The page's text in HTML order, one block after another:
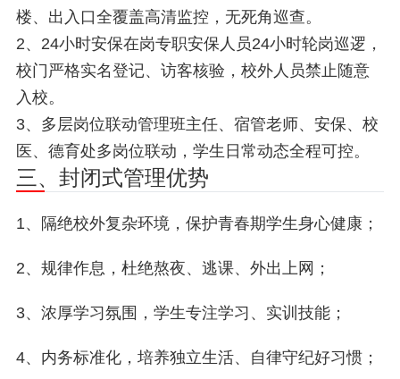
楼、出入口全覆盖高清监控，无死角巡查。
2、24小时安保在岗专职安保人员24小时轮岗巡逻，
校门严格实名登记、访客核验，校外人员禁止随意
入校。
3、多层岗位联动管理班主任、宿管老师、安保、校
医、德育处多岗位联动，学生日常动态全程可控。
三、封闭式管理优势
1、隔绝校外复杂环境，保护青春期学生身心健康；
2、规律作息，杜绝熬夜、逃课、外出上网；
3、浓厚学习氛围，学生专注学习、实训技能；
4、内务标准化，培养独立生活、自律守纪好习惯；